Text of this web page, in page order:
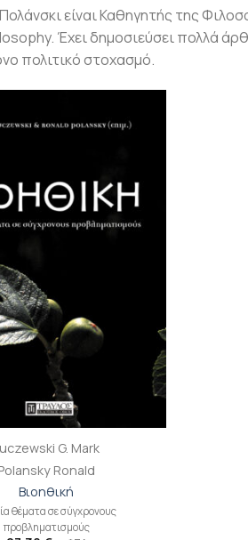
είναι Καθηγητής της
Έχει δημοσιεύσει πολλά
πολιτικό στοχασμό.
G. Mark
Ronald
Βιοηθική
θέματα σε σύγχρονους
προβληματισμούς